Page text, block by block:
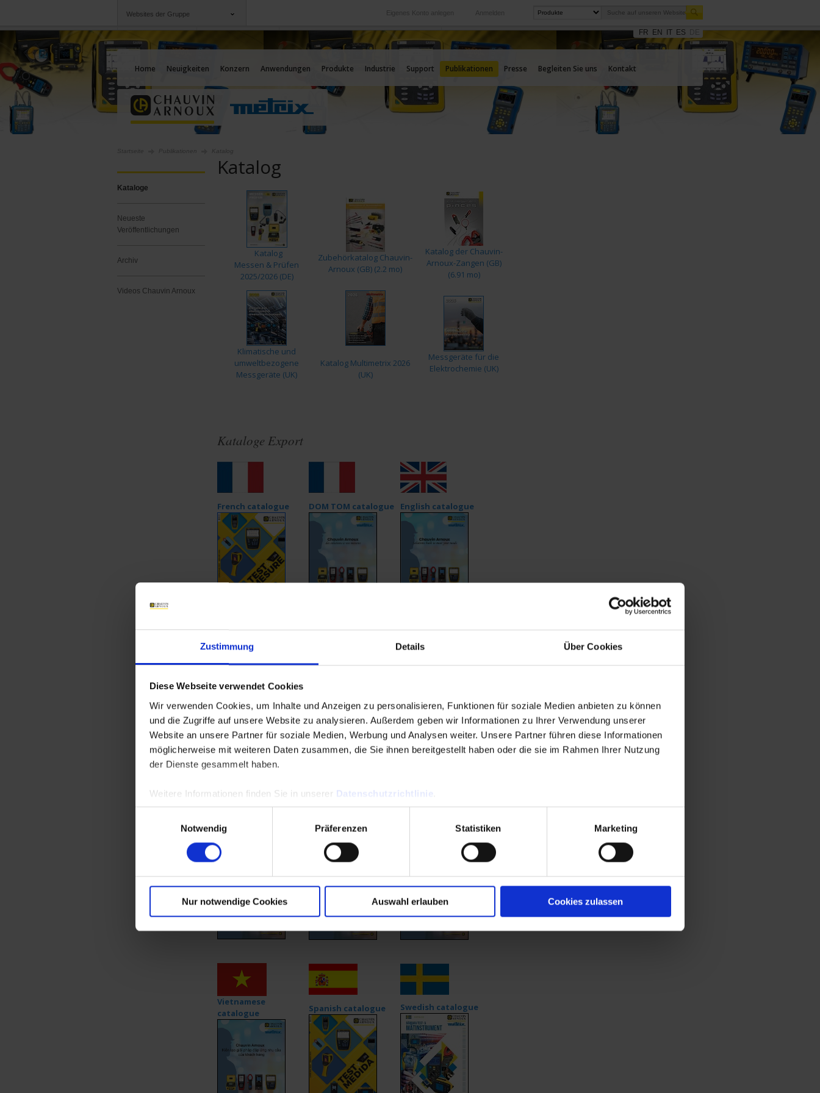
Zustimmung Details Über Cookies
Diese Webseite verwendet Cookies
Wir verwenden Cookies, um Inhalte und Anzeigen zu personalisieren, Funktionen für soziale Medien anbieten zu können
und die Zugriffe auf unsere Website zu analysieren. Außerdem geben wir Informationen zu Ihrer Verwendung unserer
Website an unsere Partner für soziale Medien, Werbung und Analysen weiter. Unsere Partner führen diese Informationen
möglicherweise mit weiteren Daten zusammen, die Sie ihnen bereitgestellt haben oder die sie im Rahmen Ihrer Nutzung
der Dienste gesammelt haben.
Weitere Informationen finden Sie in unserer Datenschutzrichtlinie
Notwendig
Präferenzen Statistiken Marketing
Nur notwendige Cookies Auswahl erlauben Cookies zulassen
Websites der Gruppe Anmelden
Eigenes Konto anlegen
Chauvin Arnoux
Angebote für Sie
International
Unsere Auslands-Tochtergesellschaften
FR EN IT ES
Home Neuigkeiten Konzern Anwendungen Produkte Industrie Support Publikationen Presse Begleiten Sie uns Kontakt
Startseite Publikationen Katalog
Kataloge
Neueste
Veröffentlichungen
Archiv
Videos Chauvin Arnoux
Katalog
Katalog
Messen & Prüfen
2025/2026 (DE)
Zubehörkatalog Chauvin-
Arnoux (GB) (2.2 mo)
Katalog der Chauvin-
Arnoux-Zangen (GB)
(6.91 mo)
Klimatische und
umweltbezogene
Messgeräte (UK)
Katalog Multimetrix 2026
(UK)
Messgeräte für die
Elektrochemie (UK)
Kataloge Export
French catalogue DOM TOM catalogue English catalogue
Polish catalogue
Vietnamese
catalogue
Spanish catalogue Swedish catalogue